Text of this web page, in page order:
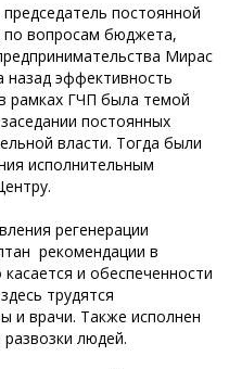
постоянной
по вопросам бюджета,
Мирас
эффективность
рамках ГЧП была темой
постоянных
власти. Тогда были
исполнительным
регенерации
рекомендации в
и обеспеченности
трудятся
и врачи. Также исполнен
людей.